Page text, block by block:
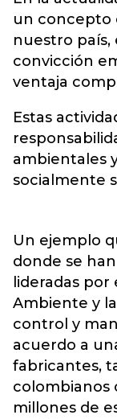
un concepto
nuestro país,
convicción
ventaja
Estas
ambientales
socialmente
Un ejemplo
donde se
lideradas
Ambiente y
control y
acuerdo a
fabricantes,
colombianos
millones de